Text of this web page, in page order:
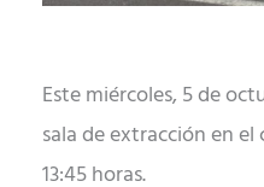
Este miércoles, 5 de
sala de extracción en
13:45 horas.